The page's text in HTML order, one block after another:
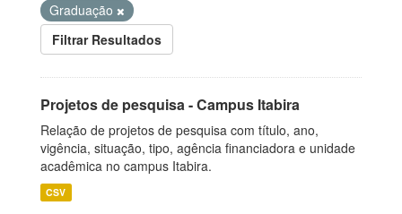
Graduação
Filtrar Resultados
Projetos de pesquisa - Campus Itabira
Relação de projetos de pesquisa com título, ano,
vigência, situação, tipo, agência financiadora e unidade
acadêmica no campus Itabira.
CSV